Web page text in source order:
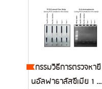
กรรมวิธีการตรวจหายี
นอัลฟาธาลัสซีเมีย 1 ที่